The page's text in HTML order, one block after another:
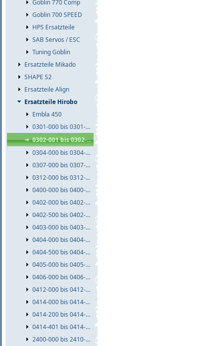
Goblin 770 Comp
Goblin 700 SPEED
HPS Ersatzteile
SAB Servos / ESC
Tuning Goblin
Ersatzteile Mikado
SHAPE S2
Ersatzteile Align
Ersatzteile Hirobo
Embla 450
0301-000 bis 0301-999
0302-001 bis 0302-999
0304-000 bis 0304-999
0307-000 bis 0307-999
0312-000 bis 0312-999
0400-000 bis 0400-999
0402-000 bis 0402-499
0402-500 bis 0402-999
0403-000 bis 0403-999
0404-000 bis 0404-499
0404-500 bis 0404-999
0405-000 bis 0405-999
0406-000 bis 0406-999
0412-000 bis 0412-999
0414-000 bis 0414-199
0414-200 bis 0414-400
0414-401 bis 0414-999
2400-000 bis 2410-999